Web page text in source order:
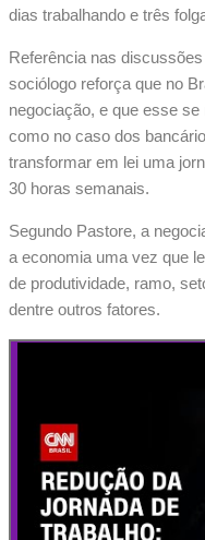
dias trabalhando e três
Referência nas
sociólogo reforça que no
negociação, e que esse
como no caso dos
transformar em lei uma
30 horas semanais.
Segundo Pastore, a
a economia uma vez que
de produtividade, ramo,
dentre outros fatores.